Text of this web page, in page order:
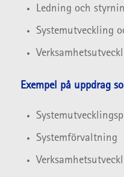
Ledning och
Systemutveckling
Exempel på uppdrag
Systemförvaltning